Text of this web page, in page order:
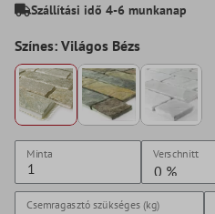
Szállítási idő 4-6 munkanap
Színes: Világos Bézs
Minta Verschnitt
Csemragasztó szükséges (kg)